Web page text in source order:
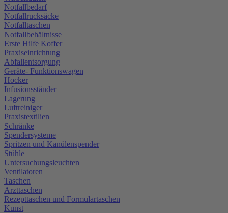
Notfallbedarf
Notfallrucksäcke
Notfalltaschen
Notfallbehältnisse
Erste Hilfe Koffer
Praxiseinrichtung
Abfallentsorgung
Geräte- Funktionswagen
Hocker
Infusionsständer
Lagerung
Luftreiniger
Praxistextilien
Schränke
Spendersysteme
Spritzen und Kanülenspender
Stühle
Untersuchungsleuchten
Ventilatoren
Taschen
Arzttaschen
Rezepttaschen und Formulartaschen
Kunst